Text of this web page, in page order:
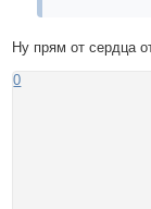
Ну прям от сердца
0